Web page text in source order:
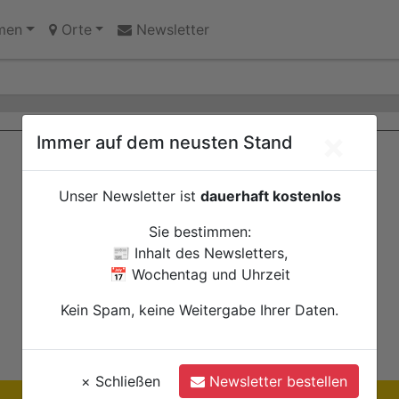
Orte Newsletter
des Jugendheims engagieren sich für Echtz
Interaktive Wanderausstellung ZERO! im
Ihre Anzeige hier?
Immer auf dem neusten Stand
Unser Newsletter ist dauerhaft kostenlos
Sie bestimmen:
📰 Inhalt des Newsletters,
📅 Wochentag und Uhrzeit
Kein Spam, keine Weitergabe Ihrer Daten.
× Schließen Newsletter bestellen